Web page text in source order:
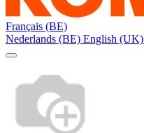
Français (BE)
Nederlands (BE) English (UK)